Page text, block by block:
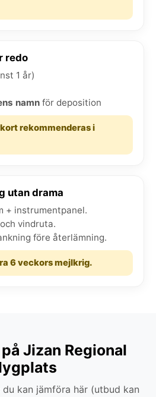
redo
1 år)
namn för deposition
rekommenderas i
utan drama
+ instrumentpanel.
vindruta.
före återlämning.
6 veckors mejlkrig.
Jizan Regional
kan jämföra här (utbud kan